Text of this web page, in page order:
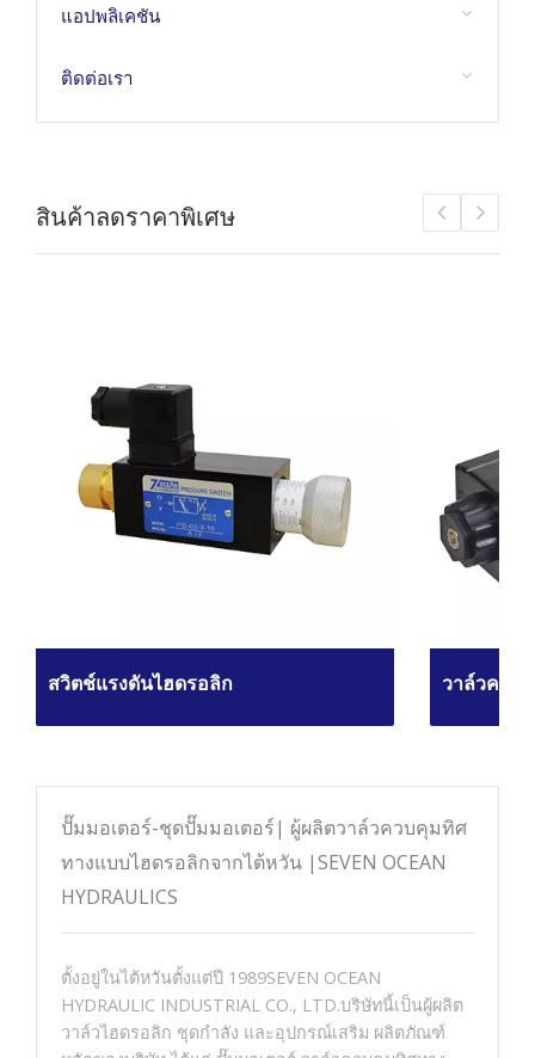
แอปพลิเคชัน
ติดต่อเรา
สินค้าลดราคาพิเศษ
สวิตช์แรงดันไฮดรอลิก วาล์วควบ
ปั๊มมอเตอร์-ชุดปั๊มมอเตอร์| ผู้ผลิตวาล์วควบคุมทิศ
ทางแบบไฮดรอลิกจากไต้หวัน |SEVEN OCEAN
HYDRAULICS
ตั้งอยู่ในไต้หวันตั้งแต่ปี 1989SEVEN OCEAN
HYDRAULIC INDUSTRIAL CO., LTD.บริษัทนี้เป็นผู้ผลิต
วาล์วไฮดรอลิก ชุดกำลัง และอุปกรณ์เสริม ผลิตภัณฑ์